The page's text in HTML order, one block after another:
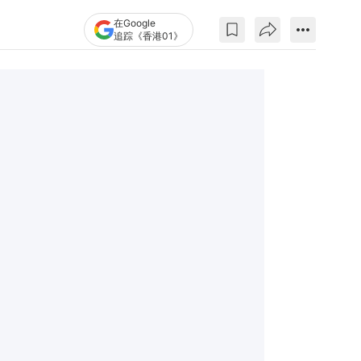
在Google
追踪《香港01》